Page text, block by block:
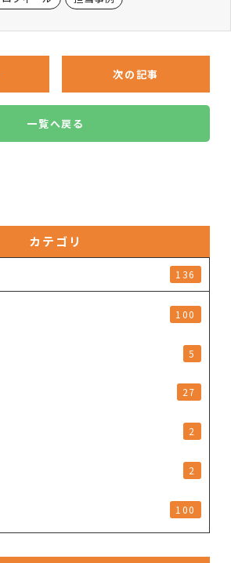
次の記事
一覧へ戻る
カテゴリ
136
100
5
27
2
2
100